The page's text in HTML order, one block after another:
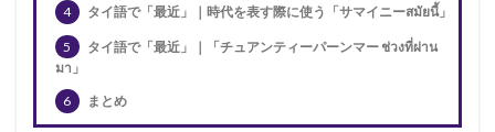
4 タイ語で「最近」｜時代を表す際に使う「サマイニーสมัยนี้」
5
タイ語で「最近」｜「チュアンティーパーンマー ช่วงที่ผ่าน
มา」
6
まとめ